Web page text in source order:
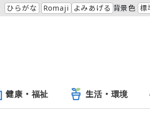
ひらがな Romaji よみあげる 背景色 標
健康・福祉 生活・環境